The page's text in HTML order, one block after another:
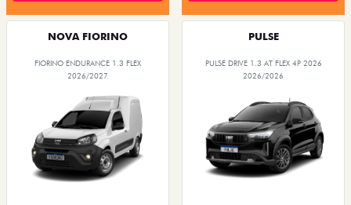
NOVA FIORINO
FIORINO ENDURANCE 1.3 FLEX
2026/2027
PULSE
PULSE DRIVE 1.3 AT FLEX 4P 2026
2026/2026